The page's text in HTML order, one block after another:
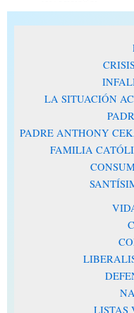
LA SITUACIÓN
PADRE ANTHONY
FAMILIA
LISTAS